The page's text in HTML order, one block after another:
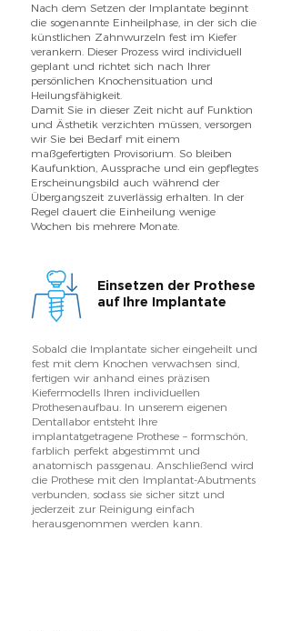
Nach dem Setzen der Implantate beginnt
die sogenannte Einheilphase, in der sich die
künstlichen Zahnwurzeln fest im Kiefer
verankern. Dieser Prozess wird individuell
geplant und richtet sich nach Ihrer
persönlichen Knochensituation und
Heilungsfähigkeit.
Damit Sie in dieser Zeit nicht auf Funktion
und Ästhetik verzichten müssen, versorgen
wir Sie bei Bedarf mit einem
maßgefertigten Provisorium. So bleiben
Kaufunktion, Aussprache und ein gepflegtes
Erscheinungsbild auch während der
Übergangszeit zuverlässig erhalten. In der
Regel dauert die Einheilung wenige
Wochen bis mehrere Monate.
Einsetzen der Prothese
auf Ihre Implantate
Sobald die Implantate sicher eingeheilt und
fest mit dem Knochen verwachsen sind,
fertigen wir anhand eines präzisen
Kiefermodells Ihren individuellen
Prothesenaufbau. In unserem eigenen
Dentallabor entsteht Ihre
implantatgetragene Prothese – formschön,
farblich perfekt abgestimmt und
anatomisch passgenau. Anschließend wird
die Prothese mit den Implantat-Abutments
verbunden, sodass sie sicher sitzt und
jederzeit zur Reinigung einfach
herausgenommen werden kann.